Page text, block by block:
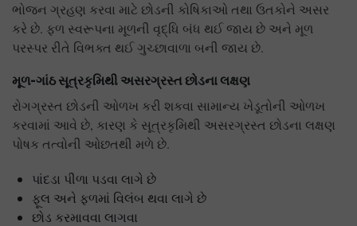
ભોજન ગ્રહણ કરવા માટે છોડની કોષિકાઓ તથા ઉતકોને અસર
કરે છે. ફળ સ્વરૂપના મૂળની વૃદ્ધિ બંધ થઈ જાય છે અને મૂળ
પરસ્પર રીતે વિભક્ત થઈ ગુચ્છાવાળા બની જાય છે.
મૂળ-ગાંઠ સૂત્રકૃમિથી અસરગ્રસ્ત છોડના લક્ષણ
રોગગ્રસ્ત છોડની ઓળખ કરી શકવા સામાન્ય ખેડૂતોની ઓળખ
કરવામાં આવે છે, કારણ કે સૂત્રકૃમિથી અસરગ્રસ્ત છોડના લક્ષણ
પોષક તત્વોની ઓછતથી મળે છે.
પાંદડા પીળા પડવા લાગે છે
ફૂલ અને ફળમાં વિલંબ થવા લાગે છે
છોડ કરમાવવા લાગવા